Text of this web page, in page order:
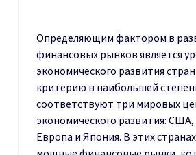
Определяющим фактором в
финансовых рынков является
экономического развития
критерию в наибольшей
соответствуют три мировых
экономического развития:
Европа и Япония. В этих